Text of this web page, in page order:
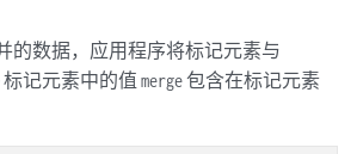
的数据，应用程序将标记元素与
标记元素中的值 merge包含在标记元素